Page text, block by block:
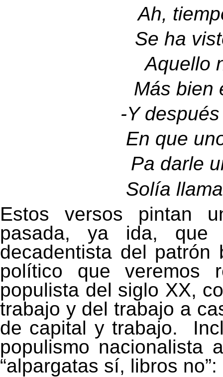
Ah,
Se ha
Aquello
Más bien
-Y
En que
Pa darle
Solía
Estos versos pintan
pasada, ya ida,
decadentista del
político que veremos
populista del siglo XX,
trabajo y del trabajo a
de capital y trabajo.
populismo nacionalista
“alpargatas sí, libros no”: